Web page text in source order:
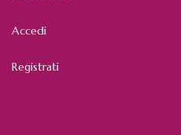
Accedi
Registrati